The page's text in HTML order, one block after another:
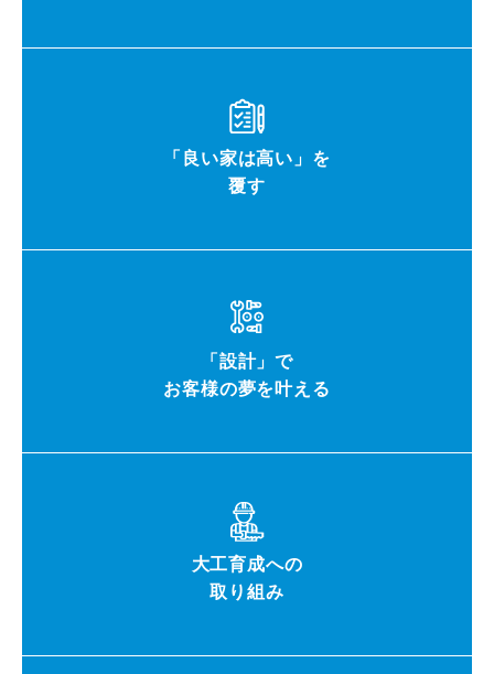
「良い家は高い」を
覆す
「設計」で
お客様の夢を叶える
大工育成への
取り組み